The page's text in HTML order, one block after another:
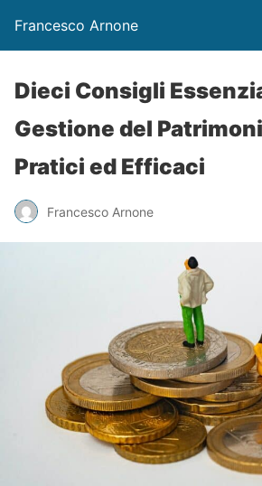
Francesco Arnone
Dieci Consigli
Gestione del
Pratici ed Efficaci
Francesco Arnone